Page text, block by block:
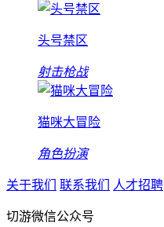
头号禁区
射击枪战
猫咪大冒险
角色扮演
关于我们 联系我们 人才招聘
切游微信公众号